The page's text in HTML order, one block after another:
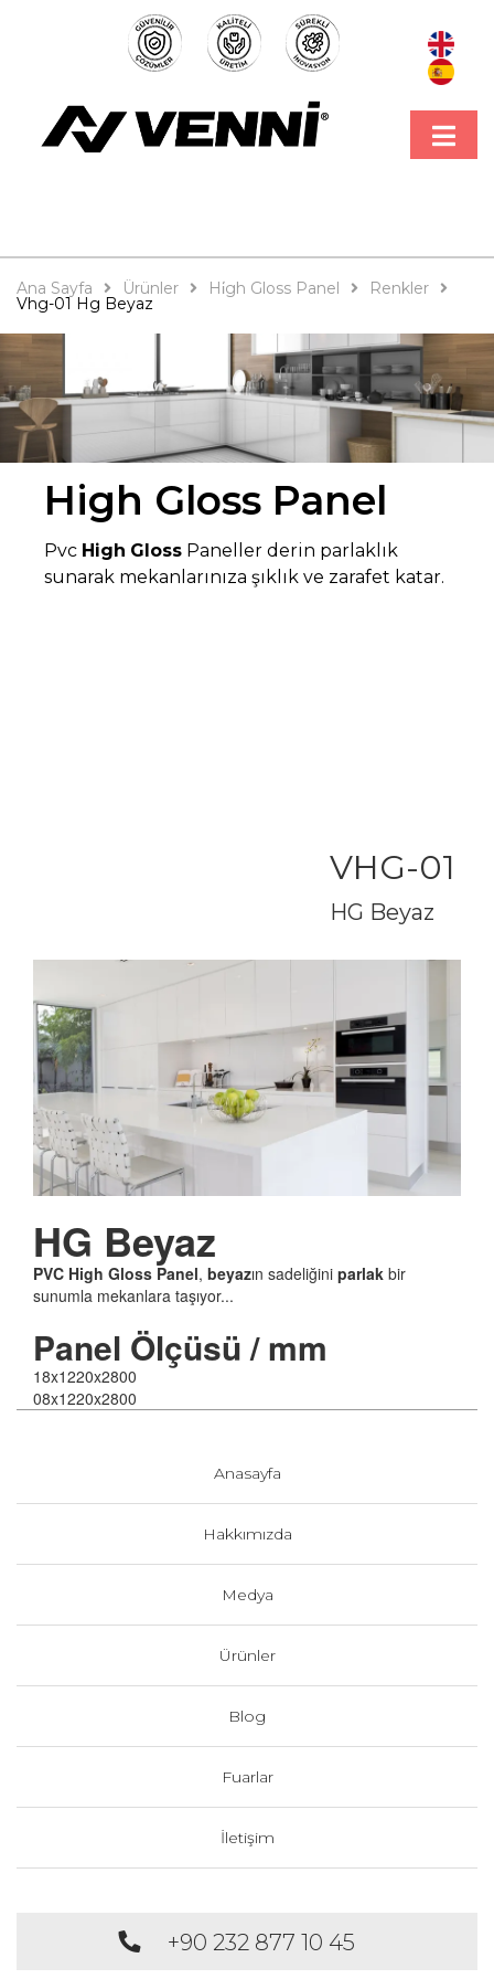
Ana Sayfa Ürünler Hi̇gh Gloss Panel Renkler
Vhg-01 Hg Beyaz
High Gloss Panel
Pvc High Gloss Paneller derin parlaklık
sunarak mekanlarınıza şıklık ve zarafet katar.
VHG-01
HG Beyaz
HG Beyaz
PVC High Gloss Panel, beyazın sadeliğini parlak bir
sunumla mekanlara taşıyor...
Panel Ölçüsü / mm
18x1220x2800
08x1220x2800
Anasayfa
Hakkımızda
Medya
Ürünler
Blog
Fuarlar
İletişim
+90 232 877 10 45